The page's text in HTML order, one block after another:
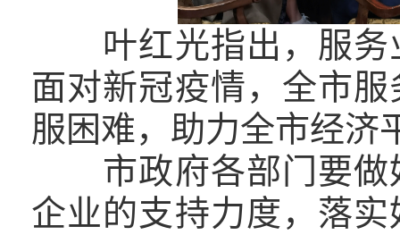
叶红光指出，服务
面对新冠疫情，全市
服困难，助力全市经济
市政府各部门要做
企业的支持力度，落